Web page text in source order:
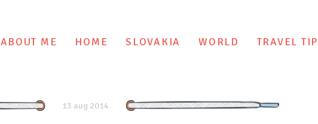
ABOUT ME HOME SLOVAKIA WORLD TRAVEL
13 aug 2014